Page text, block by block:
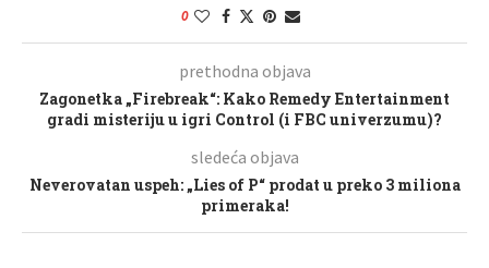
0
prethodna objava
Zagonetka „Firebreak“: Kako Remedy Entertainment
gradi misteriju u igri Control (i FBC univerzumu)?
sledeća objava
Neverovatan uspeh: „Lies of P“ prodat u preko 3 miliona
primeraka!